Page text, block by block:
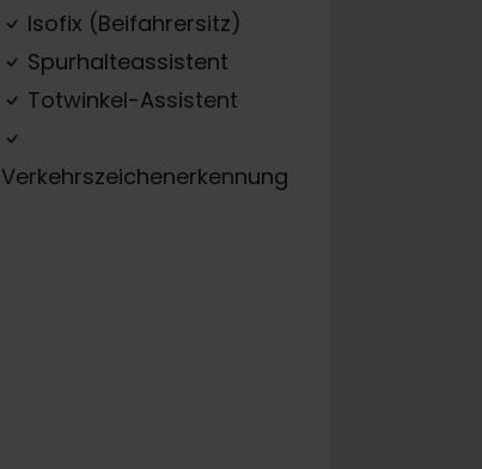
Isofix (Beifahrersitz)
Spurhalteassistent
Totwinkel-Assistent
Verkehrszeichenerkennung